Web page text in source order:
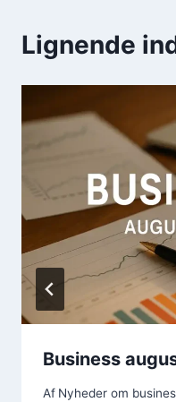
Lignende
Business
Af Nyheder om